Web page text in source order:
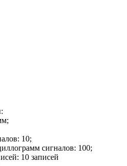
10;
сигналов: 100;
10 записей